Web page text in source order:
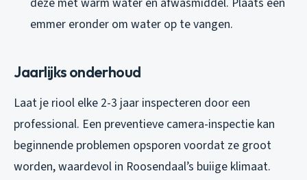
emmer eronder om water op te vangen.
Jaarlijks onderhoud
Laat je riool elke 2-3 jaar inspecteren door een
professional. Een preventieve camera-inspectie kan
beginnende problemen opsporen voordat ze groot
worden, waardevol in Roosendaal’s buiige klimaat.